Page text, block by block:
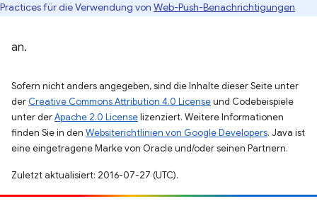
Practices für die Verwendung von Web-Push-Benachrichtigungen
an.
Sofern nicht anders angegeben, sind die Inhalte dieser Seite unter
der Creative Commons Attribution 4.0 Licenseund Codebeispiele
unter derApache 2.0 Licenselizenziert. Weitere Informationen
finden Sie in den Websiterichtlinien von Google Developers. Java ist
eine eingetragene Marke von Oracle und/oder seinen Partnern.
Zuletzt aktualisiert: 2016-07-27 (UTC).